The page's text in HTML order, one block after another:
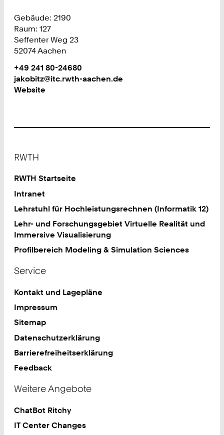
Gebäude: 2190
Raum: 127
Seffenter Weg 23
52074 Aachen
Work
Telefon:
+
4
0
4
8
0
+49 241 80-24680
Work
jakobitz@itc.rwth-aachen.de
Website
RWTH
RWTH Startseite
Intranet
Lehrstuhl für Hochleistungsrechnen (Informatik 12)
Lehr- und Forschungsgebiet Virtuelle Realität und
Immersive Visualisierung
Profilbereich Modeling & Simulation Sciences
Service
Kontakt und Lagepläne
Impressum
Sitemap
Datenschutzerklärung
Barrierefreiheitserklärung
Feedback
Weitere Angebote
ChatBot Ritchy
IT Center Changes